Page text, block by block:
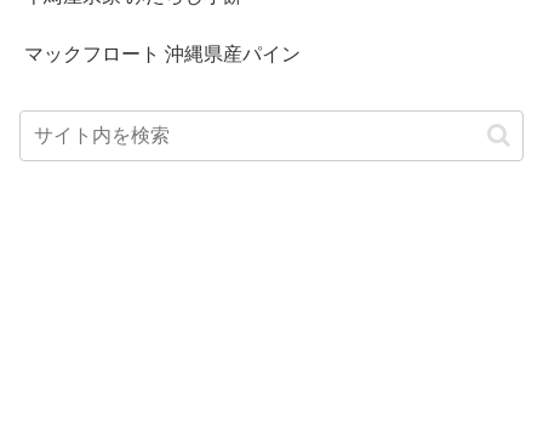
マックフロート 沖縄県産パイン